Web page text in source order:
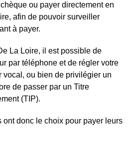
ou payer directement en
afin de pouvoir surveiller
à payer.
La Loire, il est possible de
par téléphone et de régler votre
vocal, ou bien de privilégier un
de passer par un Titre
(TIP).
ont donc le choix pour payer leurs